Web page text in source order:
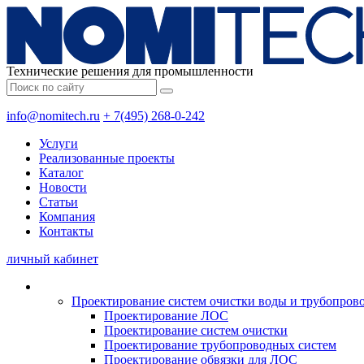
Технические решения для промышленности
info@nomitech.ru + 7(495) 268-0-242
Услуги
Реализованные проекты
Каталог
Новости
Статьи
Компания
Контакты
личный кабинет
Проектирование систем очистки воды и
Проектирование ЛОС
Проектирование систем очистки
Проектирование трубопроводных систем
Проектирование обвязки для ЛОС